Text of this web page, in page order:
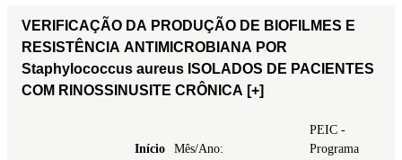
VERIFICAÇÃO DA PRODUÇÃO DE BIOFILMES E
RESISTÊNCIA ANTIMICROBIANA POR
Staphylococcus aureus ISOLADOS DE PACIENTES
COM RINOSSINUSITE CRÔNICA [+]
Início
Mês/Ano:
PEIC -
Programa